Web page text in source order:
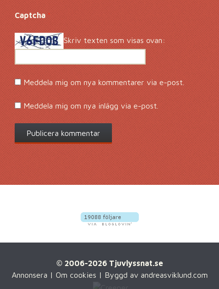
Captcha*
Skriv texten som visas ovan:
Meddela mig om nya kommentarer via e-post.
Meddela mig om nya inlägg via e-post.
© 2006-2026 Tjuvlyssnat.se
Annonsera | Om cookies | Byggd av andreasviklund.com